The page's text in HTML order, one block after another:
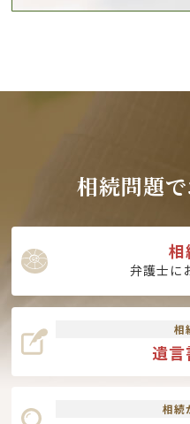
相続問題
相
弁護士に
相
遺
相続